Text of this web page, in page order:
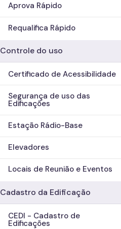
Aprova Rápido
Requalifica Rápido
Controle do uso
Certificado de Acessibilidade
Segurança de uso das
Edificações
Estação Rádio-Base
Elevadores
Locais de Reunião e Eventos
Cadastro da Edificação
CEDI - Cadastro de
Edificações